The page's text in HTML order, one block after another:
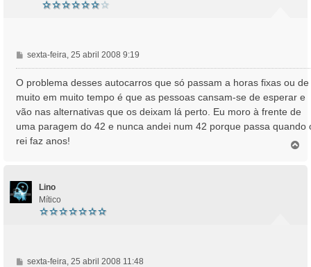
M
e
s
a
g
e
m
sexta-feira, 25 abril 2008 9:19
O problema desses autocarros que só passam a horas fixas ou de
muito em muito tempo é que as pessoas cansam-se de esperar e
vão nas alternativas que os deixam lá perto. Eu moro à frente de
uma paragem do 42 e nunca andei num 42 porque passa quando
rei faz anos!
Lino
Mítico
M
sexta-feira, 25 abril 2008 11:48